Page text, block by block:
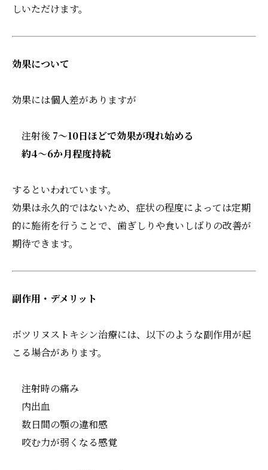
しいただけます。
効果について
効果には個人差がありますが
注射後 7～10日ほどで効果が現れ始める
約4～6か月程度持続
するといわれています。
効果は永久的ではないため、症状の程度によっては定期
的に施術を行うことで、歯ぎしりや食いしばりの改善が
期待できます。
副作用・デメリット
ボツリヌストキシン治療には、以下のような副作用が起
こる場合があります。
注射時の痛み
内出血
数日間の顎の違和感
咬む力が弱くなる感覚